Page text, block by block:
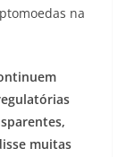
na
muitas